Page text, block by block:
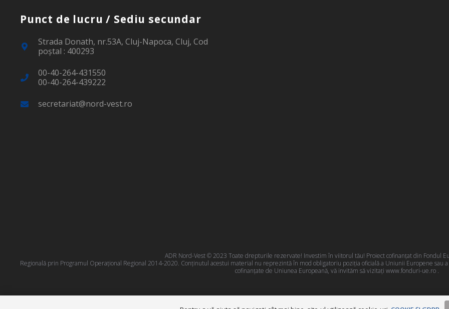
Punct de lucru / Sediu secundar
Strada Donath, nr.53A, Cluj-Napoca, Cluj, Cod
poştal : 400293
00-40-264-431550
00-40-264-439222
secretariat@nord-vest.ro
ADR Nord-Vest © 2023 Toate drepturile rezervate! Investim în viitorul tău! Proiect cofinanțat din Fondul
Regională prin Programul Operațional Regional 2014-2020. Conţinutul acestui material nu reprezintă în mod obligatoriu poziţia oficială a Uniunii Europene
cofinanțate de Uniunea Europeană, vă invităm să vizitați www.fonduri-ue.ro.